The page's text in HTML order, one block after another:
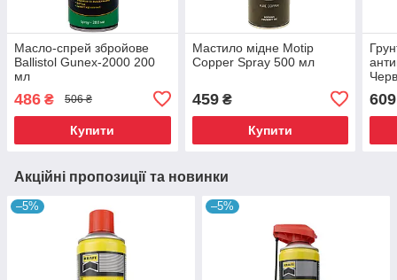
Масло-спрей збройове
Ballistol Gunex-2000 200
мл
486 ₴ 506 ₴
Купити
Мастило мідне Motip
Copper Spray 500 мл
459₴
Купити
609
Акційні пропозиції та новинки
–5% –5%